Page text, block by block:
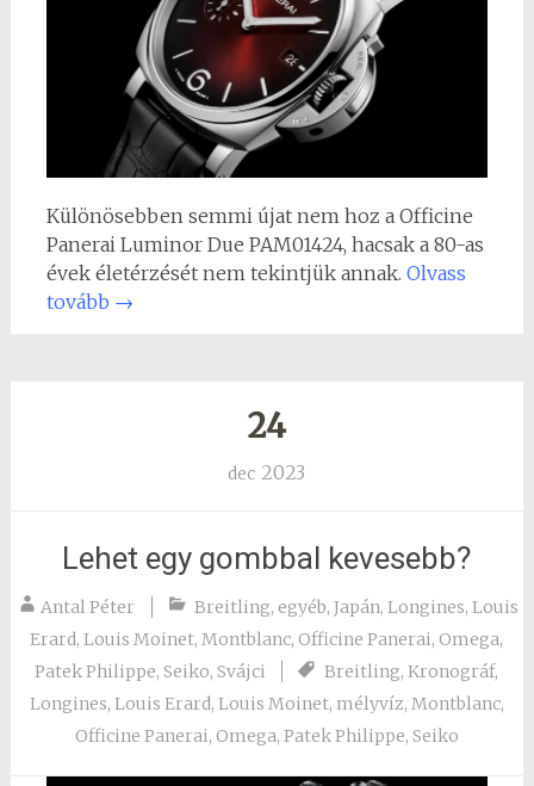
Különösebben semmi újat nem hoz a Officine
Panerai Luminor Due PAM01424, hacsak a 80-as
évek életérzését nem tekintjük annak. Olvass
tovább →
24
dec 2023
Lehet egy gombbal kevesebb?
Antal Péter Breitling, egyéb,Japán,Longines,Louis
Erard,Louis Moinet,Montblanc, Officine Panerai, Omega,
Patek Philippe,Seiko,Svájci Breitling,Kronográf,
Longines, Louis Erard, Louis Moinet, mélyvíz, Montblanc,
Officine Panerai, Omega, Patek Philippe, Seiko